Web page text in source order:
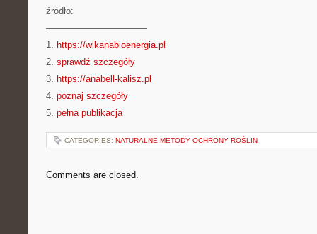
źródło:
———————————
1. https://wikanabioenergia.pl
2. sprawdź szczegóły
3. https://anabell-kalisz.pl
4. poznaj szczegóły
5. pełna publikacja
CATEGORIES: NATURALNE METODY OCHRONY ROŚLIN
Comments are closed.